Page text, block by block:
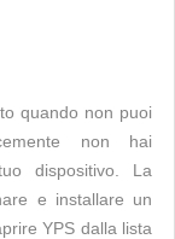
quando non puoi
non hai
dispositivo. La
e installare un
YPS dalla lista